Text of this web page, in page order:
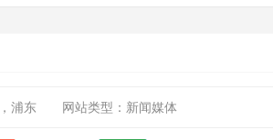
浦东 网站类型：新闻媒体